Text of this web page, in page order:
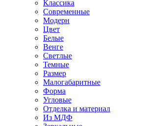
Классика
Современные
Модерн
Цвет
Белые
Венге
Светлые
Темные
Размер
Малогабаритные
Форма
Угловые
Отделка и материал
Из МДФ